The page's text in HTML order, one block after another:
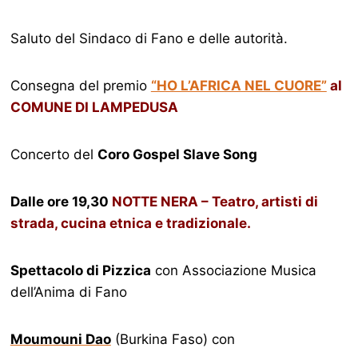
Saluto del Sindaco di Fano e delle autorità.
Consegna del premio “HO L’AFRICA NEL CUORE” al
COMUNE DI LAMPEDUSA
Concerto del Coro Gospel Slave Song
Dalle ore 19,30 NOTTE NERA – Teatro, artisti di
strada, cucina etnica e tradizionale.
Spettacolo di Pizzica con Associazione Musica
dell’Anima di Fano
Moumouni Dao (Burkina Faso) con